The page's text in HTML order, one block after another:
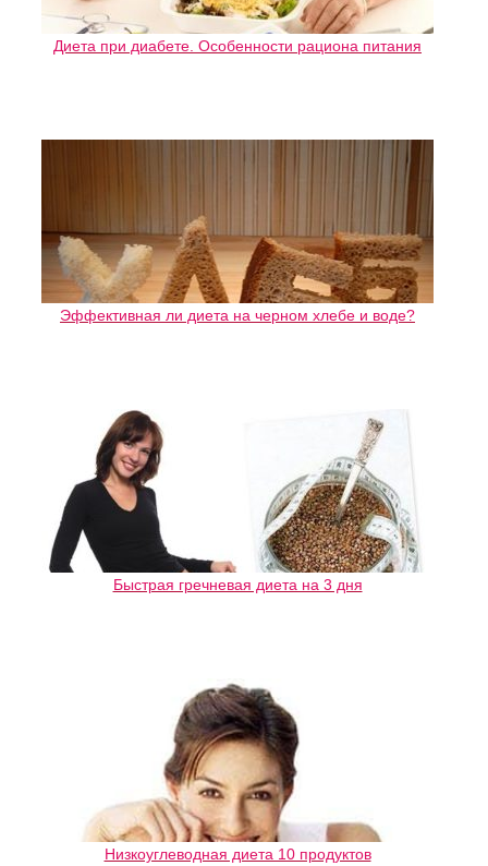
Диета при диабете. Особенности рациона питания
Эффективная ли диета на черном хлебе и воде?
Быстрая гречневая диета на 3 дня
Низкоуглеводная диета 10 продуктов